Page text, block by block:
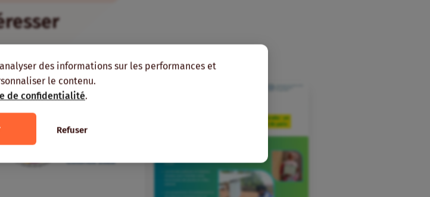
des informations sur les performances et
le contenu.
de confidentialité.
Refuser